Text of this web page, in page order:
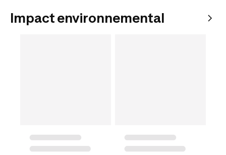
Impact environnemental